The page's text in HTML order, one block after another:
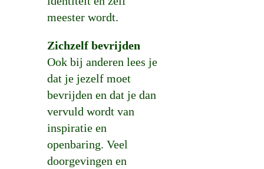
meester wordt.
Zichzelf bevrijden
Ook bij anderen lees je
dat je jezelf moet
bevrijden en dat je dan
vervuld wordt van
inspiratie en
openbaring. Veel
doorgevingen en